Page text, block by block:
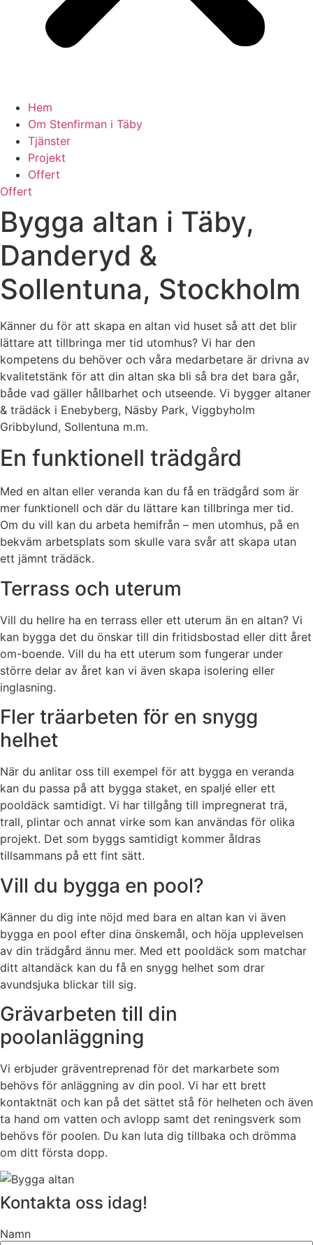
Hem
Om Stenfirman i Täby
Tjänster
Projekt
Offert
Offert
Bygga altan i Täby,
Danderyd &
Sollentuna, Stockholm
Känner du för att skapa en altan vid huset så att det blir
lättare att tillbringa mer tid utomhus? Vi har den
kompetens du behöver och våra medarbetare är drivna av
kvalitetstänk för att din altan ska bli så bra det bara går,
både vad gäller hållbarhet och utseende. Vi bygger altaner
& trädäck i Enebyberg, Näsby Park, Viggbyholm
Gribbylund, Sollentuna m.m.
En funktionell trädgård
Med en altan eller veranda kan du få en trädgård som är
mer funktionell och där du lättare kan tillbringa mer tid.
Om du vill kan du arbeta hemifrån – men utomhus, på en
bekväm arbetsplats som skulle vara svår att skapa utan
ett jämnt trädäck.
Terrass och uterum
Vill du hellre ha en terrass eller ett uterum än en altan? Vi
kan bygga det du önskar till din fritidsbostad eller ditt året
om-boende. Vill du ha ett uterum som fungerar under
större delar av året kan vi även skapa isolering eller
inglasning.
Fler träarbeten för en snygg
helhet
När du anlitar oss till exempel för att bygga en veranda
kan du passa på att bygga staket, en spaljé eller ett
pooldäck samtidigt. Vi har tillgång till impregnerat trä,
trall, plintar och annat virke som kan användas för olika
projekt. Det som byggs samtidigt kommer åldras
tillsammans på ett fint sätt.
Vill du bygga en pool?
Känner du dig inte nöjd med bara en altan kan vi även
bygga en pool efter dina önskemål, och höja upplevelsen
av din trädgård ännu mer. Med ett pooldäck som matchar
ditt altandäck kan du få en snygg helhet som drar
avundsjuka blickar till sig.
Grävarbeten till din
poolanläggning
Vi erbjuder gräventreprenad för det markarbete som
behövs för anläggning av din pool. Vi har ett brett
kontaktnät och kan på det sättet stå för helheten och även
ta hand om vatten och avlopp samt det reningsverk som
behövs för poolen. Du kan luta dig tillbaka och drömma
om ditt första dopp.
Kontakta oss idag!
Namn